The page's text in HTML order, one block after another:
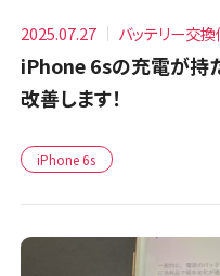
2025.07.27 バッテリー交
iPhone 6sの充電が持
改善します！
iPhone 6s